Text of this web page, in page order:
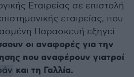
Εταιρείας σε επιστολή
εταιρείας, που
Παρασκευή εξηγεί
οι αναφορές για την
που αναφέρουν γιατροί
και τη Γαλλία.